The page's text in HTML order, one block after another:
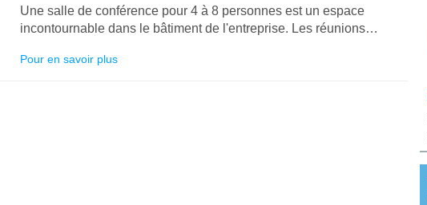
Une salle de conférence pour 4 à 8 personnes est un espace
incontournable dans le bâtiment de l'entreprise. Les réunions
des espaces de réunion de taille moyenne.
Pour en savoir plus